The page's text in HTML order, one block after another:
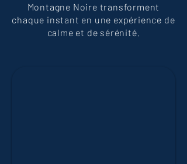
Montagne Noire transforment
chaque instant en une expérience de
calme et de sérénité.